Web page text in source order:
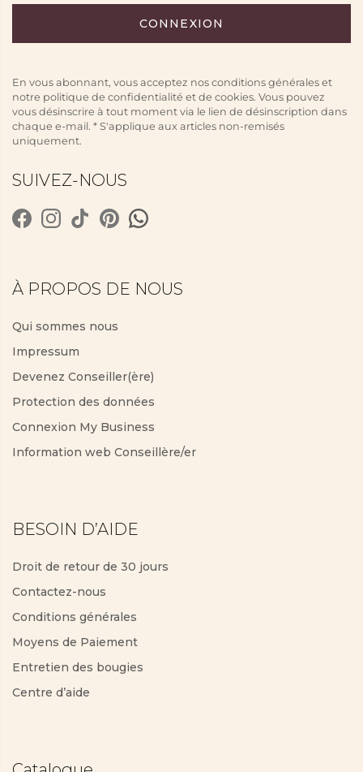
En vous abonnant, vous acceptez nos conditions générales et
notre politique de confidentialité et de cookies. Vous pouvez
vous désinscrire à tout moment via le lien de désinscription dans
chaque e-mail. * S'applique aux articles non-remisés
uniquement.
SUIVEZ-NOUS
À PROPOS DE NOUS
Qui sommes nous
Impressum
Devenez Conseiller(ère)
Protection des données
Connexion My Business
Information web Conseillère/er
BESOIN D’AIDE
Droit de retour de 30 jours
Contactez-nous
Conditions générales
Moyens de Paiement
Entretien des bougies
Centre d’aide